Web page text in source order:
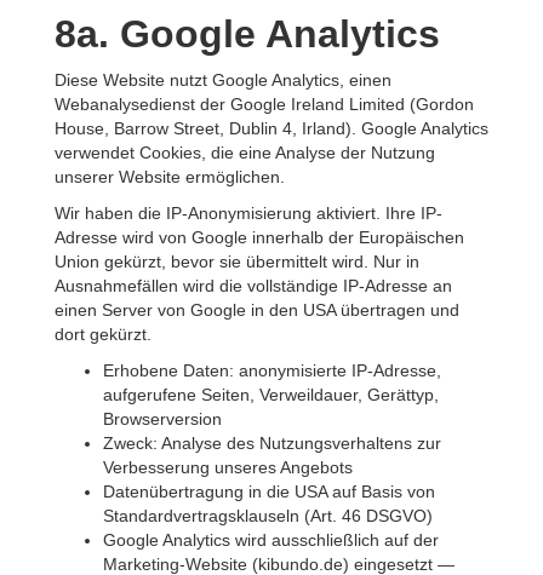
8a. Google Analytics
Diese Website nutzt Google Analytics, einen
Webanalysedienst der Google Ireland Limited (Gordon
House, Barrow Street, Dublin 4, Irland). Google Analytics
verwendet Cookies, die eine Analyse der Nutzung
unserer Website ermöglichen.
Wir haben die IP-Anonymisierung aktiviert. Ihre IP-
Adresse wird von Google innerhalb der Europäischen
Union gekürzt, bevor sie übermittelt wird. Nur in
Ausnahmefällen wird die vollständige IP-Adresse an
einen Server von Google in den USA übertragen und
dort gekürzt.
Erhobene Daten: anonymisierte IP-Adresse,
aufgerufene Seiten, Verweildauer, Gerättyp,
Browserversion
Zweck: Analyse des Nutzungsverhaltens zur
Verbesserung unseres Angebots
Datenübertragung in die USA auf Basis von
Standardvertragsklauseln (Art. 46 DSGVO)
Google Analytics wird ausschließlich auf der
Marketing-Website (kibundo.de) eingesetzt —